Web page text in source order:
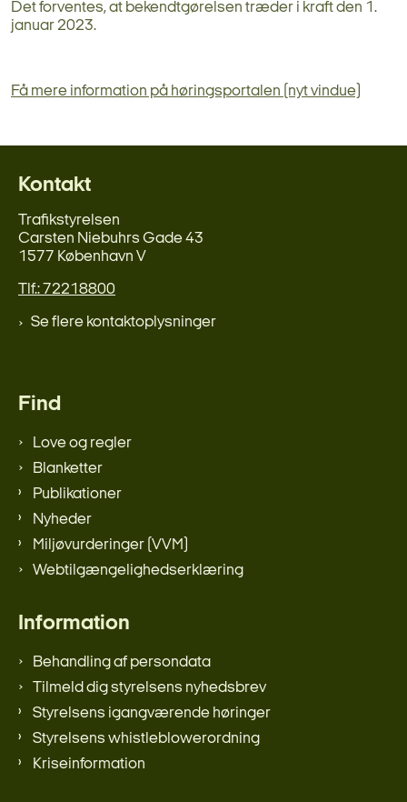
Det forventes, at bekendtgørelsen træder i kraft den 1.
januar 2023.
Få mere information på høringsportalen (nyt vindue)
Kontakt
Trafikstyrelsen
Carsten Niebuhrs Gade 43
1577 København V
Tlf.: 72218800
Se flere kontaktoplysninger
Find
Love og regler
Blanketter
Publikationer
Nyheder
Miljøvurderinger (VVM)
Webtilgængelighedserklæring
Information
Behandling af persondata
Tilmeld dig styrelsens nyhedsbrev
Styrelsens igangværende høringer
Styrelsens whistleblowerordning
Kriseinformation